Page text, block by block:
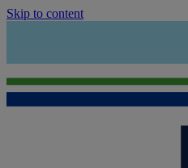
Skip to content